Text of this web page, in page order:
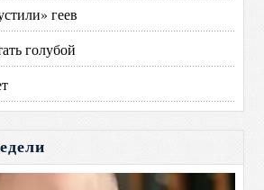
геев
голубой